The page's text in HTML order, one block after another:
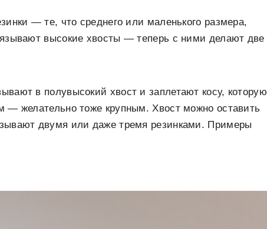
— те, что среднего или маленького размера,
высокие хвосты — теперь с ними делают две
в полувысокий хвост и заплетают косу, которую
— желательно тоже крупным. Хвост можно оставить
двумя или даже тремя резинками. Примеры